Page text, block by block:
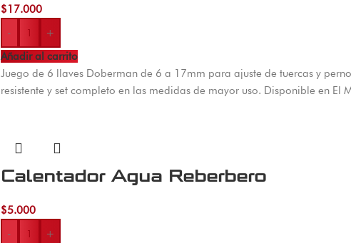
$17.000
-
+
Añadir al carrito
Juego de 6 llaves Doberman de 6 a 17mm para ajuste de tuercas y
resistente y set completo en las medidas de mayor uso. Disponible en El
Calentador Agua Reberbero
$5.000
-
+